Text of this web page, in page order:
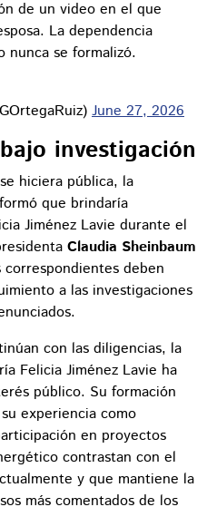
de un video en el que
La dependencia
nunca se formalizó.
June 27, 2026
investigación
hiciera pública, la
que brindaría
Jiménez Lavie durante el
Claudia Sheinbaum
deben
a las investigaciones
con las diligencias, la
Felicia Jiménez Lavie ha
público. Su formación
experiencia como
en proyectos
contrastan con el
y que mantiene la
más comentados de los